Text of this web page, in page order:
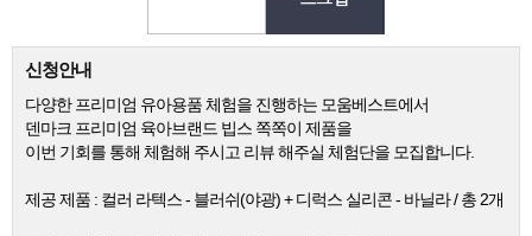
신청안내
다양한 프리미엄 유아용품 체험을 진행하는 모움베스트에서
덴마크 프리미엄 육아브랜드 빕스 쪽쪽이 제품을
이번 기회를 통해 체험해 주시고 리뷰 해주실 체험단을 모집합니다.
제공 제품 : 컬러 라텍스 - 블러쉬(야광) + 디럭스 실리콘 - 바닐라 / 총 2개